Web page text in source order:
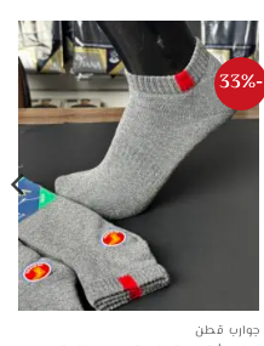
-33%
جوارب قطن